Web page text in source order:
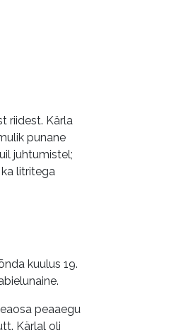
riidest. Kärla
punane
juhtumistel;
litritega
kuulus 19.
peaaegu
Kärlal oli